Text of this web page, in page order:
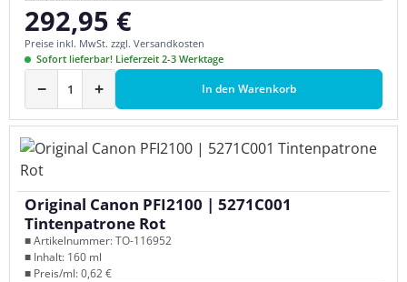
Regulärer Preis:
292,95 €
Preise inkl. MwSt. zzgl. Versandkosten
Sofort lieferbar! Lieferzeit 2-3 Werktage
− + In den Warenkorb
Original Canon PFI2100 | 5271C001
Tintenpatrone Rot
■ Artikelnummer: TO-116952
■ Inhalt: 160 ml
■ Preis/ml: 0,62 €